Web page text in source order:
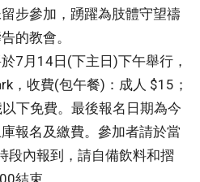
步參加，踴躍為肢體守望禱
的教會。
7月14日(下主日)下午舉行，
，收費(包午餐)：成人 $15；
下免費。最後報名日期為今
報名及繳費。參加者請於當
段內報到，請自備飲料和摺